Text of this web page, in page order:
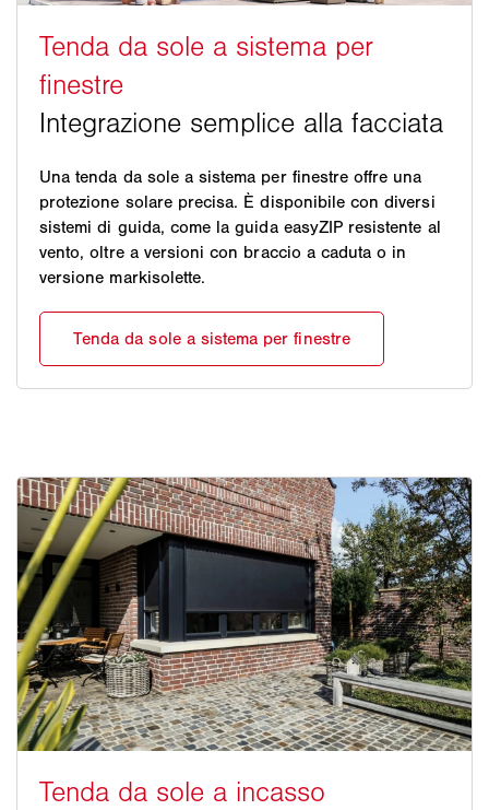
Una tenda da sole a sistema per finestre offre una
protezione solare precisa. È disponibile con diversi
sistemi di guida, come la guida easyZIP resistente al
vento, oltre a versioni con braccio a caduta o in
versione markisolette.